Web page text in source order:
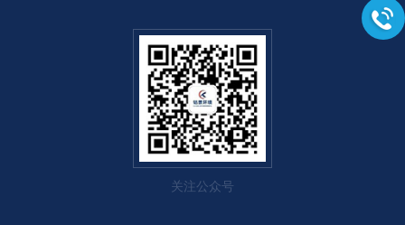
关注公众号